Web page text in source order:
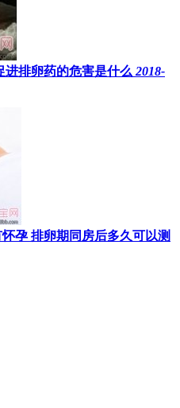
进排卵药的危害是什么 2018-
孕 排卵期同房后多久可以测